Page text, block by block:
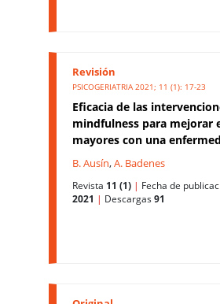
Revisión
PSICOGERIATRIA 2021; 11 (1): 17-23
Eficacia de las
mindfulness para mejorar
mayores con una
B. Ausín,A. Badenes
Revista 11 (1) | Fecha de
2021 | Descargas 91